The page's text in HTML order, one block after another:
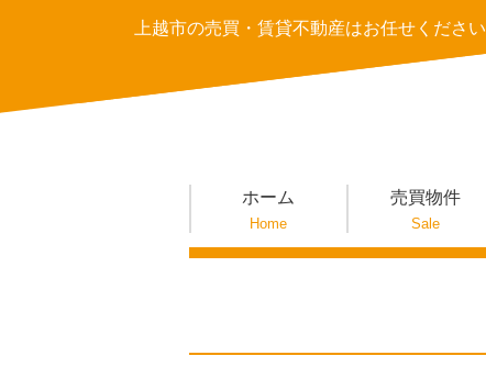
上越市の売買・賃貸不動産はお任せください
ホーム
Home
売買物件
Sale